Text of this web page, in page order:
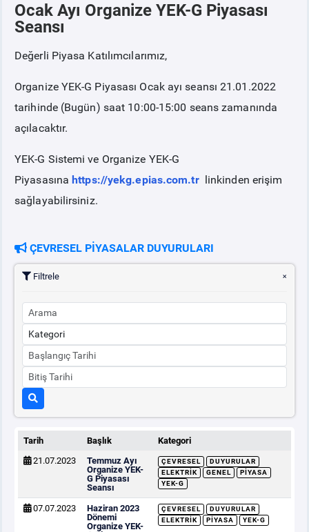
YEK-G Nedir?
Ocak Ayı Organize YEK-G Piyasası
Seansı
Değerli Piyasa Katılımcılarımız,
Organize YEK-G Piyasası Ocak ayı seansı 21.01.2022
tarihinde (Bugün) saat 10:00-15:00 seans zamanında
açılacaktır.
YEK-G Sistemi ve Organize YEK-G
Piyasasınahttps://yekg.epias.com.trlinkinden erişim
sağlayabilirsiniz.
ÇEVRESEL PİYASALAR DUYURULARI
Filtrele
Tarih Başlık
Kategori
21.07.2023
Temmuz Ayı
Organize YEK-
G Piyasası
Seansı
ÇEVRESEL
DUYURULAR
ELEKTRIK
GENEL
PIYASA
YEK-G
07.07.2023
Haziran 2023
Dönemi
Organize YEK-
ÇEVRESEL
DUYURULAR
ELEKTRIK
PIYASA YEK-G